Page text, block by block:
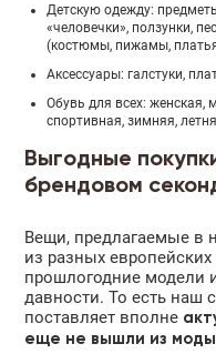
Детскую одежду:
«человечки», ползунки,
(костюмы, пижамы,
Аксессуары: галстуки,
Обувь для всех: женская,
спортивная, зимняя,
Выгодные
брендовом
Вещи, предлагаемые в
из разных
прошлогодние модели
давности. То есть наш
поставляет вполне
еще не вышли из моды